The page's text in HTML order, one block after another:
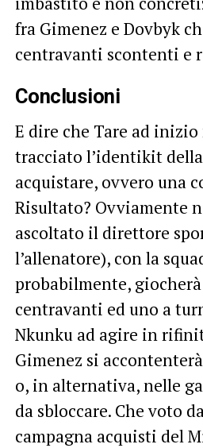
fra Gimenez e Dovbyk
centravanti scontenti e
Conclusioni
E dire che Tare ad inizio
tracciato l’identikit
acquistare, ovvero una
Risultato? Ovviamente
ascoltato il direttore
l’allenatore), con la
probabilmente, giocherà
centravanti ed uno a
Nkunku ad agire in
Gimenez si
o, in alternativa, nelle
da sbloccare. Che voto
campagna acquisti del